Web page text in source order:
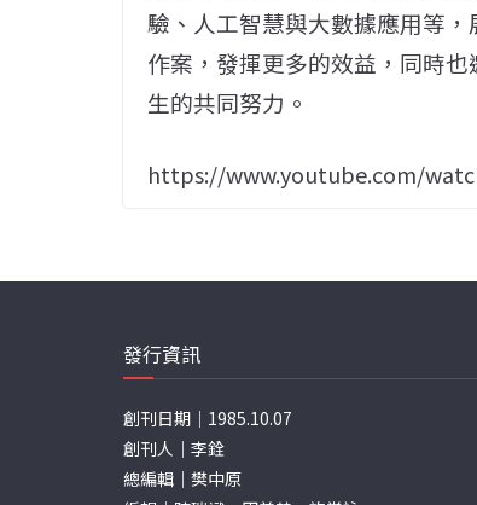
驗、人工智慧與大數據應用等
作案，發揮更多的效益，同時
生的共同努力。
https://www.youtube.com/
發行資訊
創刊日期｜1985.10.07
創刊人｜李銓
總編輯｜樊中原